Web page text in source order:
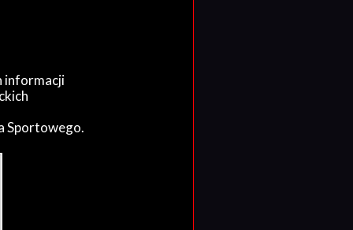
informacji
Sportowego.